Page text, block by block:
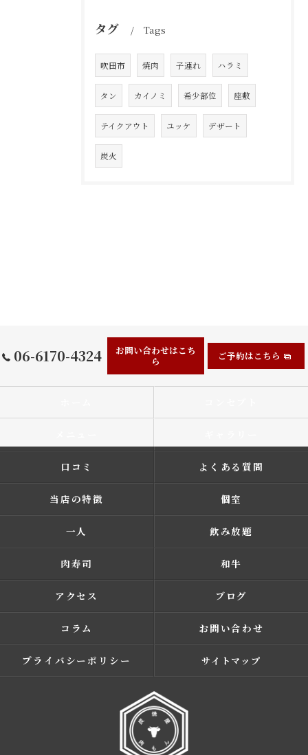
タグ Tags
吹田市 焼肉 子連れ ハラミ
タン カイノミ 希少部位 座敷
テイクアウト ユッケ デザート
炭火
06-6170-4324
お問い合わせはこち
ら
ご予約はこちら
口コミ よくある質問
当店の特徴 個室
一人 飲み放題
肉寿司 和牛
アクセス ブログ
コラム お問い合わせ
プライバシーポリシー サイトマップ